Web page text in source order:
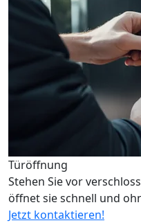
Türöffnung
Stehen Sie vor
öffnet sie schnell und
Jetzt kontaktieren!